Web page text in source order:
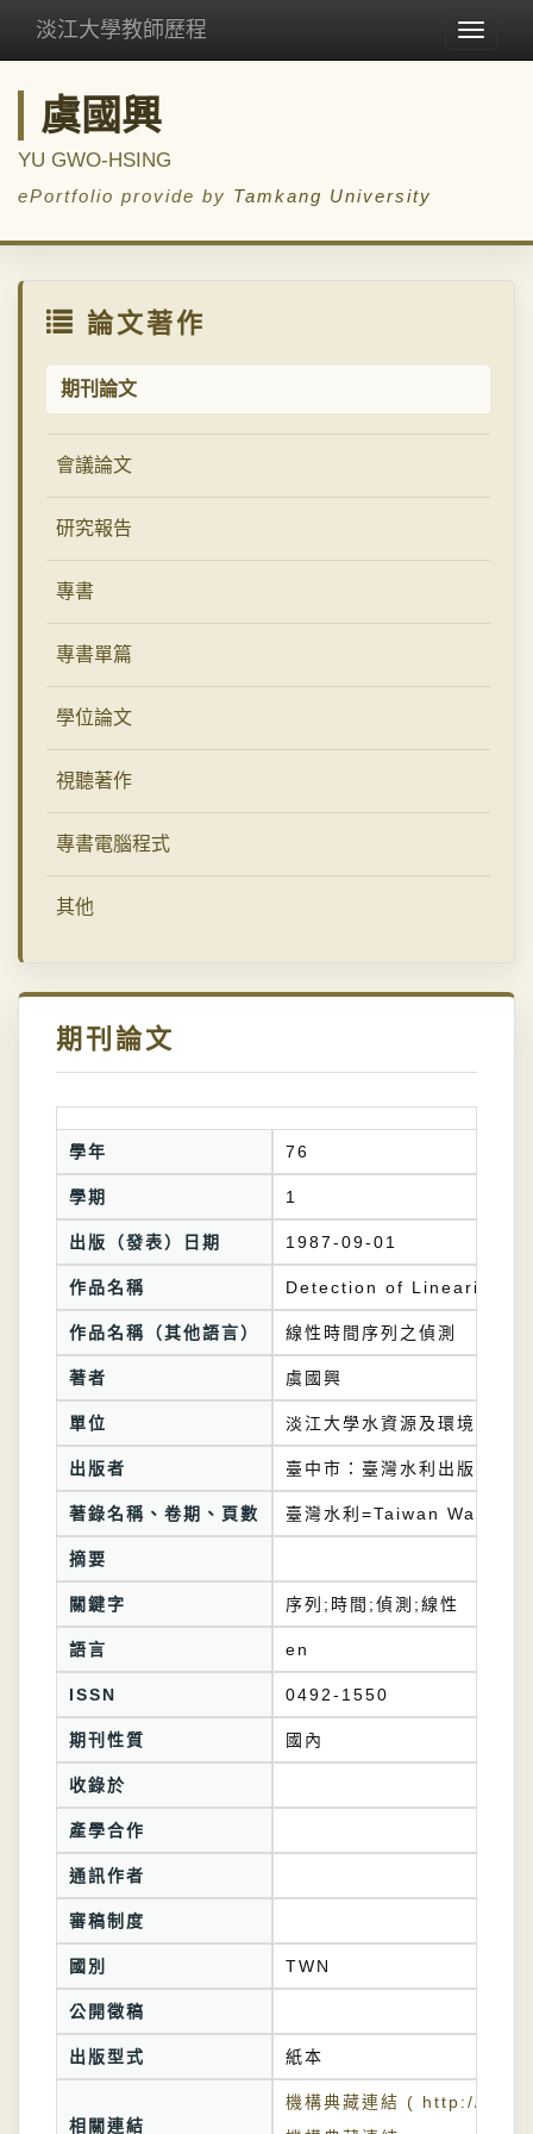
Toggle
淡江大學教師歷程
虞國興
YU GWO-HSING
ePortfolio provide by Tamkang University
論文著作
期刊論文
會議論文
研究報告
專書
專書單篇
學位論文
視聽著作
專書電腦程式
其他
期刊論文
學年 76
學期 1
出版（發表）日期 1987-09-01
作品名稱 Detection of Linearity in
作品名稱（其他語言） 線性時間序列之偵測
著者 虞國興
單位 淡江大學水資源及環境工程
出版者 臺中市：臺灣水利出版委員會
著錄名稱、卷期、頁數 臺灣水利=Taiwan Water
摘要
關鍵字 序列;時間;偵測;線性
語言 en
ISSN 0492-1550
期刊性質 國內
收錄於
產學合作
通訊作者
審稿制度
國別 TWN
公開徵稿
出版型式 紙本
相關連結
機構典藏連結 ( http://